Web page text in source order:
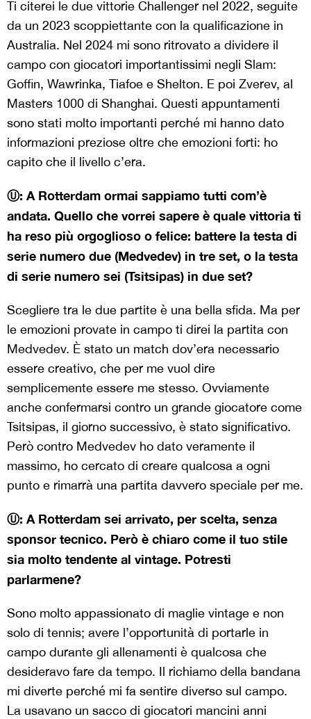
Ti citerei le due vittorie Challenger nel 2022, seguite
da un 2023 scoppiettante con la qualificazione in
Australia. Nel 2024 mi sono ritrovato a dividere il
campo con giocatori importantissimi negli Slam:
Goffin, Wawrinka, Tiafoe e Shelton. E poi Zverev, al
Masters 1000 di Shanghai. Questi appuntamenti
sono stati molto importanti perché mi hanno dato
informazioni preziose oltre che emozioni forti: ho
capito che il livello c’era.
Ⓤ: A Rotterdam ormai sappiamo tutti com’è
andata. Quello che vorrei sapere è quale vittoria ti
ha reso più orgoglioso o felice: battere la testa di
serie numero due (Medvedev) in tre set, o la testa
di serie numero sei (Tsitsipas) in due set?
Scegliere tra le due partite è una bella sfida. Ma per
le emozioni provate in campo ti direi la partita con
Medvedev. È stato un match dov’era necessario
essere creativo, che per me vuol dire
semplicemente essere me stesso. Ovviamente
anche confermarsi contro un grande giocatore come
Tsitsipas, il giorno successivo, è stato significativo.
Però contro Medvedev ho dato veramente il
massimo, ho cercato di creare qualcosa a ogni
punto e rimarrà una partita davvero speciale per me.
Ⓤ: A Rotterdam sei arrivato, per scelta, senza
sponsor tecnico. Però è chiaro come il tuo stile
sia molto tendente al vintage. Potresti
parlarmene?
Sono molto appassionato di maglie vintage e non
solo di tennis; avere l’opportunità di portarle in
campo durante gli allenamenti è qualcosa che
desideravo fare da tempo. Il richiamo della bandana
mi diverte perché mi fa sentire diverso sul campo.
La usavano un sacco di giocatori mancini anni